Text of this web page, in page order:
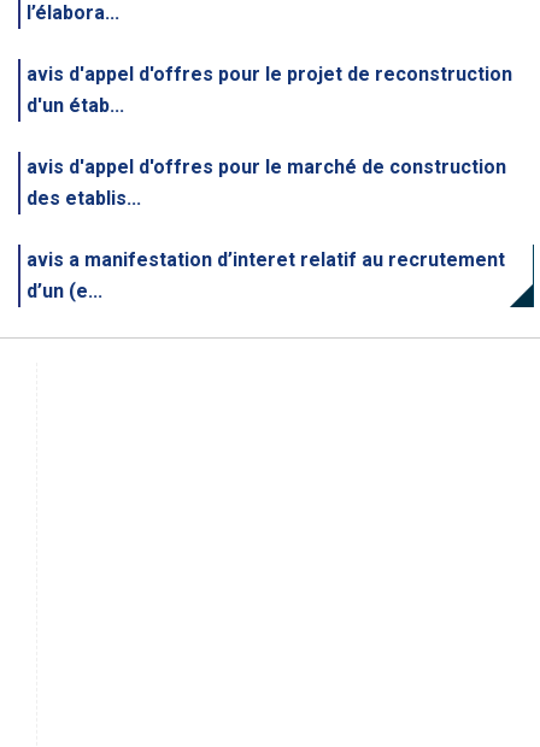
l’élabora...
avis d'appel d'offres pour le projet de reconstruction
d'un étab...
avis d'appel d'offres pour le marché de construction
des etablis...
avis a manifestation d’interet relatif au recrutement
d’un (e...